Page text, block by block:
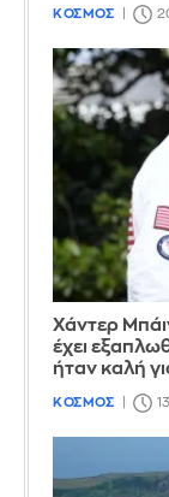
ΚΟΣΜΟΣ
Χάντερ
έχει
ήταν καλή
ΚΟΣΜΟΣ